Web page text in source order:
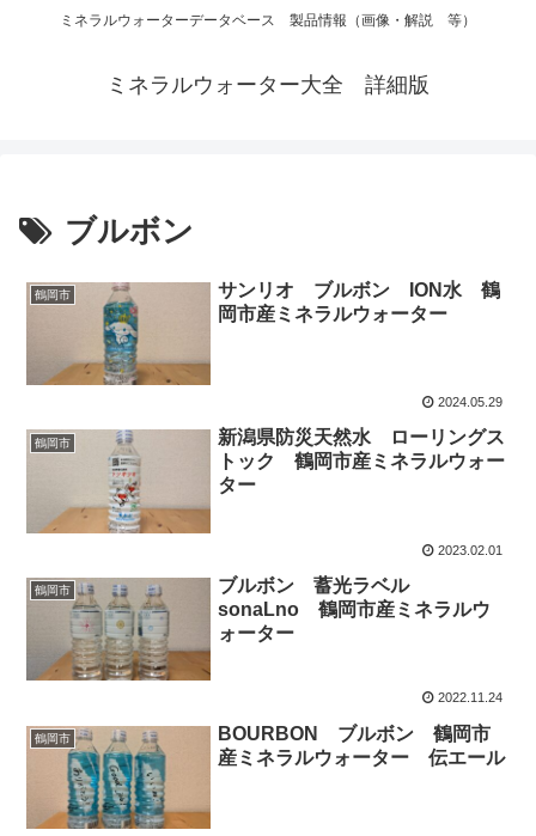
ミネラルウォーターデータベース 製品情報（画像・解説 等）
ミネラルウォーター大全 詳細版
ブルボン
鶴岡市
サンリオ ブルボン ION水 鶴
岡市産ミネラルウォーター
2024.05.29
鶴岡市
新潟県防災天然水 ローリングス
トック 鶴岡市産ミネラルウォー
ター
2023.02.01
鶴岡市
ブルボン 蓄光ラベル
sonaLno 鶴岡市産ミネラルウ
ォーター
2022.11.24
鶴岡市
BOURBON ブルボン 鶴岡市
産ミネラルウォーター 伝エール